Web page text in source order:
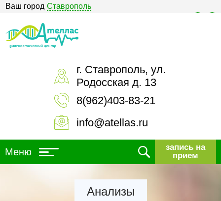
Ваш город Ставрополь
г. Ставрополь, ул.
Родосская д. 13
8(962)403-83-21
info@atellas.ru
Меню
запись на
прием
Анализы